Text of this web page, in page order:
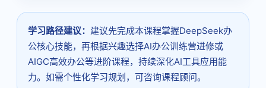
学习路径建议： 建议先完成本课程掌握DeepSeek办
公核心技能，再根据兴趣选择AI办公训练营进修或
AIGC高效办公等进阶课程，持续深化AI工具应用能
力。如需个性化学习规划，可咨询课程顾问。